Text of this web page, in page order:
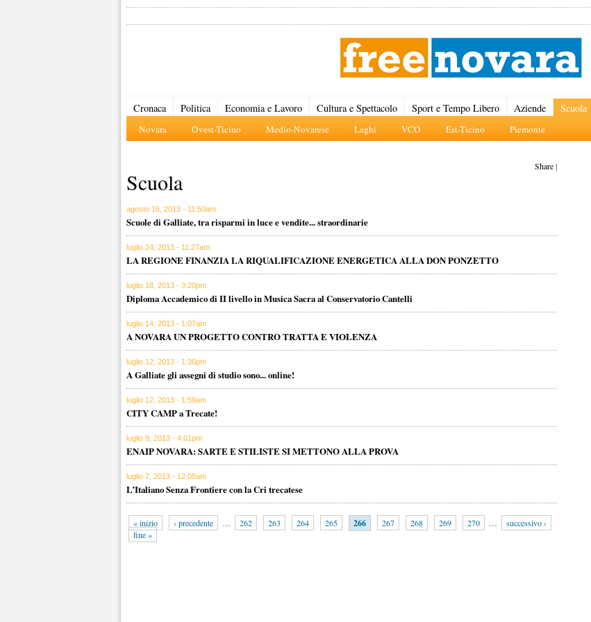
Cronaca Politica Economia e Lavoro Cultura e Spettacolo Sport e Tempo Libero Aziende Scuola
Novara Ovest-Ticino Medio-Novarese Laghi VCO Est-Ticino Piemonte
Share|
Scuola
agosto 16, 2013 - 11:50am
Scuole di Galliate, tra risparmi in luce e vendite... straordinarie
luglio 24, 2013 - 11:27am
LA REGIONE FINANZIA LA RIQUALIFICAZIONE ENERGETICA ALLA DON PONZETTO
luglio 18, 2013 - 3:20pm
Diploma Accademico di II livello in Musica Sacra al Conservatorio Cantelli
luglio 14, 2013 - 1:07am
A NOVARA UN PROGETTO CONTRO TRATTA E VIOLENZA
luglio 12, 2013 - 1:36pm
A Galliate gli assegni di studio sono... online!
luglio 12, 2013 - 1:59am
CITY CAMP a Trecate!
luglio 9, 2013 - 4:01pm
ENAIP NOVARA: SARTE E STILISTE SI METTONO ALLA PROVA
luglio 7, 2013 - 12:08am
L’Italiano Senza Frontiere con la Cri trecatese
« inizio ‹ precedente … 262 263 264 265 266 267 268 269 270 …
successivo ›
fine »